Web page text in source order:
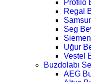
Profilo
Regal
Seg
Uğur
Vestel
Buzdolabı
AEG